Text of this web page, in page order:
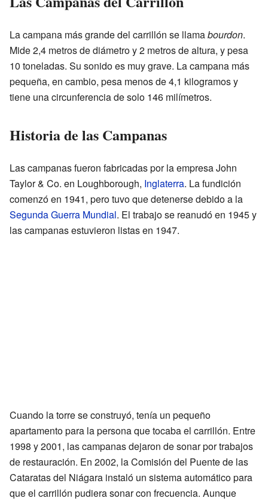
La campana más grande del carrillón se llamabourdon.
Mide 2,4 metros de diámetro y 2 metros de altura, y pesa
10 toneladas. Su sonido es muy grave. La campana más
pequeña, en cambio, pesa menos de 4,1 kilogramos y
tiene una circunferencia de solo 146 milímetros.
Historia de las Campanas
Las campanas fueron fabricadas por la empresa John
Taylor & Co. en Loughborough, Inglaterra. La fundición
comenzó en 1941, pero tuvo que detenerse debido a la
Segunda Guerra Mundial. El trabajo se reanudó en 1945 y
las campanas estuvieron listas en 1947.
Cuando la torre se construyó, tenía un pequeño
apartamento para la persona que tocaba el carrillón. Entre
1998 y 2001, las campanas dejaron de sonar por trabajos
de restauración. En 2002, la Comisión del Puente de las
Cataratas del Niágara instaló un sistema automático para
que el carrillón pudiera sonar con frecuencia. Aunque